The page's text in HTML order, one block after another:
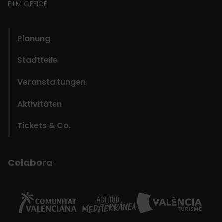
FILM OFFICE
Planung
Stadtteile
Veranstaltungen
Aktivitäten
Tickets & Co.
Colabora